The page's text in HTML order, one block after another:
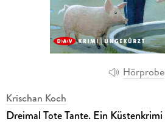
Hörprobe
Krischan Koch
Dreimal Tote Tante. Ein Küstenkrimi